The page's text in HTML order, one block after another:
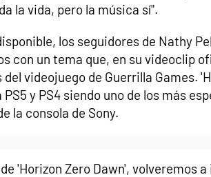
la vida, pero la música sí".
los seguidores de Nathy
con un tema que, en su videoclip
videojuego de Guerrilla Games.
y PS4 siendo uno de los más
la consola de Sony.
'Horizon Zero Dawn', volveremos